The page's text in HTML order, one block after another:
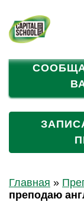
Главная »
преподаю